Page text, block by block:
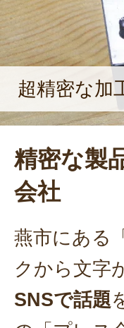
超精密な加
精密な製
会社
燕市にある
クから文字
SNSで話題